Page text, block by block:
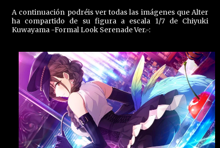
A continuación podréis ver todas las imágenes que Alter
ha compartido de su figura a escala 1/7 de Chiyuki
Kuwayama -Formal Look Serenade Ver.-: